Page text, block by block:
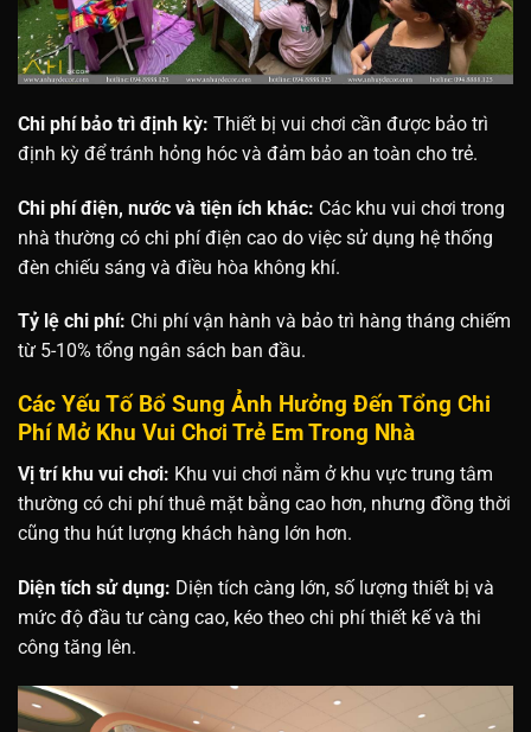
Chi phí bảo trì định kỳ: Thiết bị vui chơi cần được bảo trì
định kỳ để tránh hỏng hóc và đảm bảo an toàn cho trẻ.
Chi phí điện, nước và tiện ích khác: Các khu vui chơi trong
nhà thường có chi phí điện cao do việc sử dụng hệ thống
đèn chiếu sáng và điều hòa không khí.
Tỷ lệ chi phí: Chi phí vận hành và bảo trì hàng tháng chiếm
từ 5-10% tổng ngân sách ban đầu.
Các Yếu Tố Bổ Sung Ảnh Hưởng Đến Tổng Chi
Phí Mở Khu Vui Chơi Trẻ Em Trong Nhà
Vị trí khu vui chơi: Khu vui chơi nằm ở khu vực trung tâm
thường có chi phí thuê mặt bằng cao hơn, nhưng đồng thời
cũng thu hút lượng khách hàng lớn hơn.
Diện tích sử dụng: Diện tích càng lớn, số lượng thiết bị và
mức độ đầu tư càng cao, kéo theo chi phí thiết kế và thi
công tăng lên.